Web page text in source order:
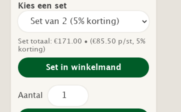
Kies een set
Set totaal: €171.00 • (€85.50 p/st, 5%
korting)
Set in winkelmand
Tweedehands
Eetkamerstoel
–